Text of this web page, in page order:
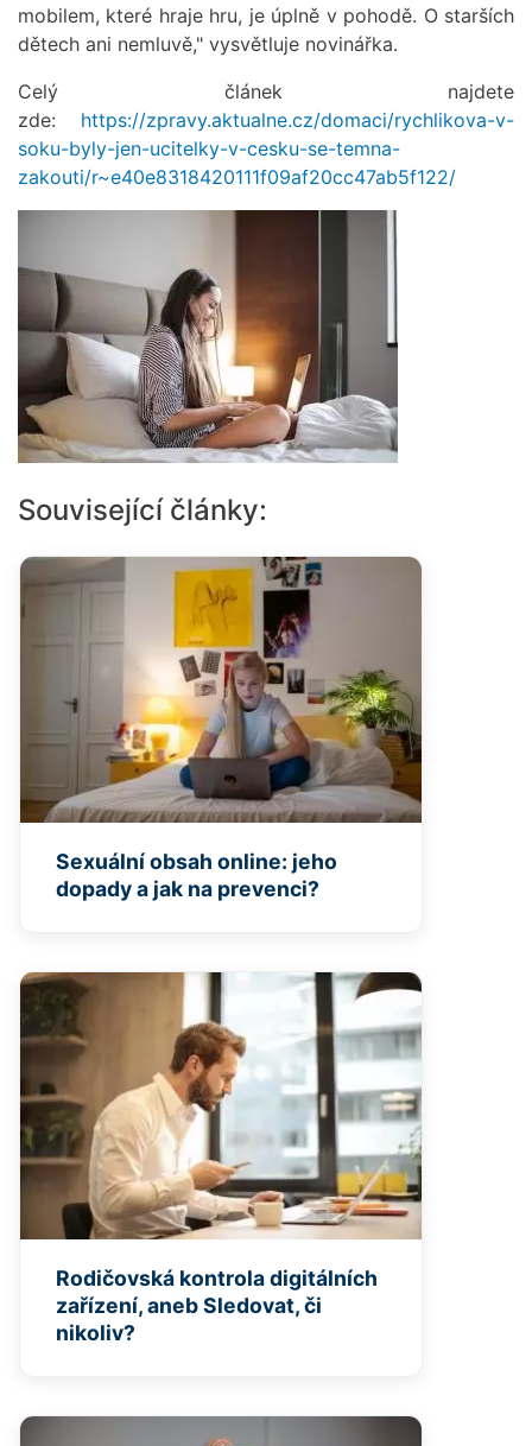
mobilem, které hraje hru, je úplně v pohodě. O starších
dětech ani nemluvě," vysvětluje novinářka.
Celý článek najdete
zde: https://zpravy.aktualne.cz/domaci/rychlikova-v-
soku-byly-jen-ucitelky-v-cesku-se-temna-
zakouti/r~e40e8318420111f09af20cc47ab5f122/
Související články:
Sexuální obsah online: jeho
dopady a jak na prevenci?
Rodičovská kontrola digitálních
zařízení, aneb Sledovat, či
nikoliv?